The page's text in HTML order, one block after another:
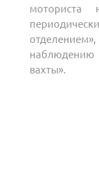
вахты».